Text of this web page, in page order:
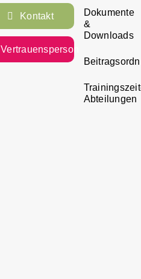
Kontakt
Vertrauensperson
Dokumente
&
Downloads
Abteilungen